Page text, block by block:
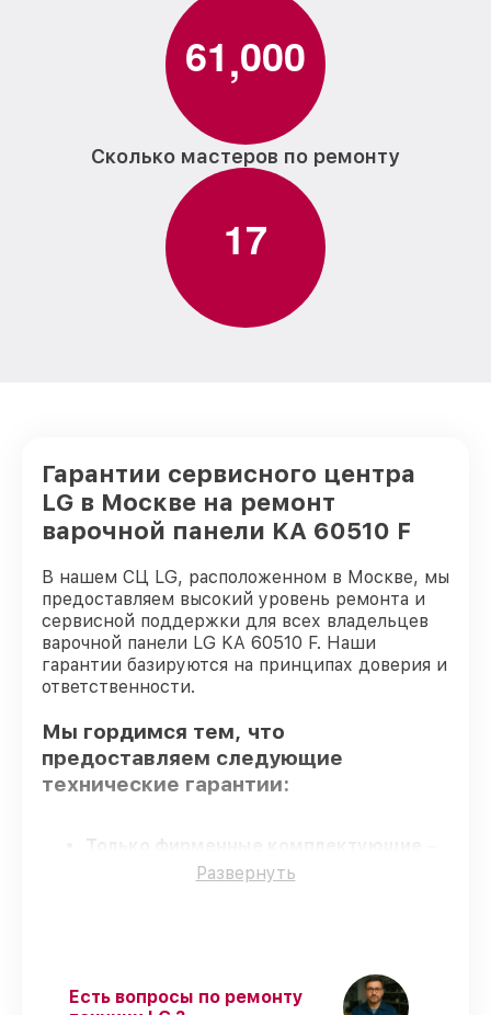
61,000
Сколько мастеров по ремонту
17
Гарантии сервисного центра
LG в Москве на ремонт
варочной панели KA 60510 F
В нашем СЦ LG, расположенном в Москве, мы
предоставляем высокий уровень ремонта и
сервисной поддержки для всех владельцев
варочной панели LG KA 60510 F. Наши
гарантии базируются на принципах доверия и
ответственности.
Мы гордимся тем, что
предоставляем следующие
технические гарантии:
Только фирменные комплектующие
для всех видов сервиса применяются
соблюдаем сроки сервиса варочной
Развернуть
Есть вопросы по ремонту